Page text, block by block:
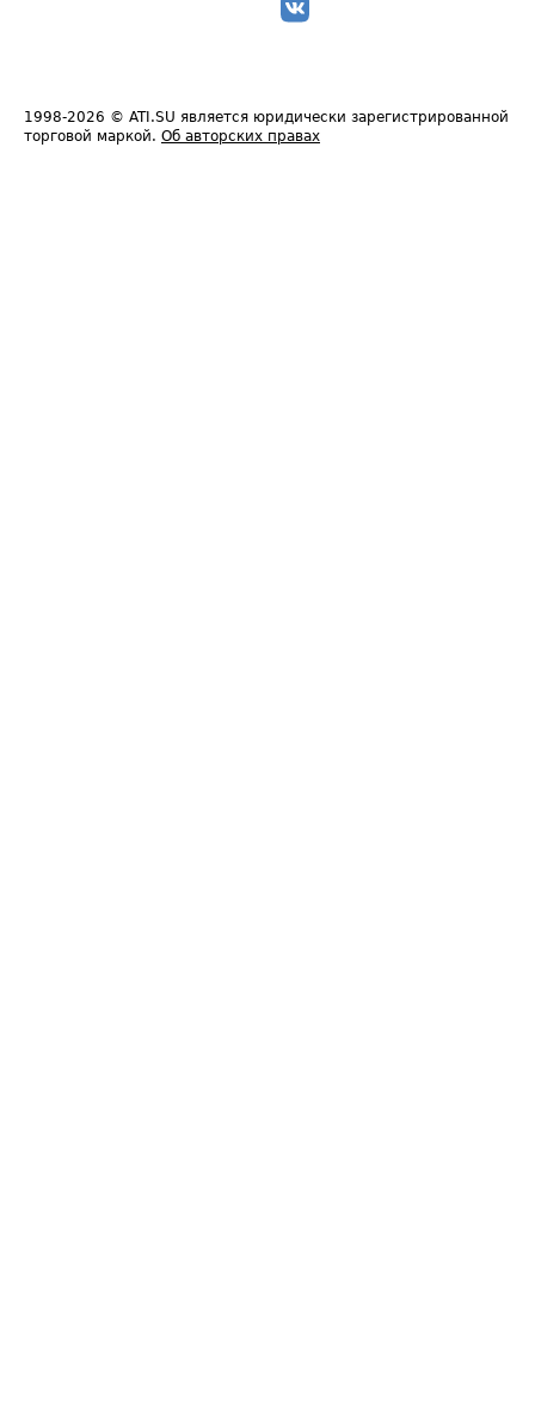
1998-2026 © ATI.SU является юридически зарегистрированной
торговой маркой. Об авторских правах